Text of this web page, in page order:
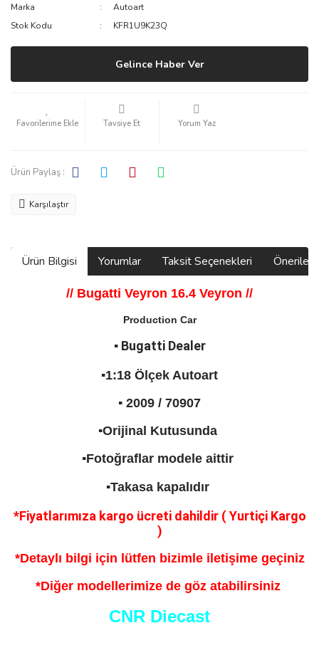
Marka
Autoart
Stok Kodu
KFR1U9K23Q
Gelince Haber Ver
Tavsiye Et Yorum Yaz
Ürün Paylaş :
Karşılaştır
Ürün Bilgisi Yorumlar Taksit Seçenekleri
// Bugatti Veyron 16.4 Veyron //
Production Car
▪️ Bugatti Dealer
▪️1:18 Ölçek Autoart
▪️ 2009 / 70907
▪️Orijinal Kutusunda
▪️Fotoğraflar modele aittir
▪️Takasa kapalıdır
*Fiyatlarımıza kargo ücreti dahildir ( Yurtiçi Kargo
)
*Detaylı bilgi için lütfen bizimle iletişime geçiniz
*Diğer modellerimize de göz atabilirsiniz
CNR Diecast